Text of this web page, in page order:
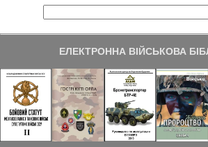
ЕЛЕКТРОННА ВІЙСЬКОВА